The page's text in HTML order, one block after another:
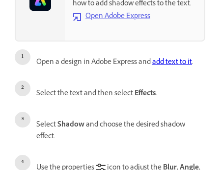
how to add shadow effects to the text.
Open Adobe Express
Open a design in Adobe Express andadd text to it.
Select the text and then selectEffects.
SelectShadowand choose the desired shadow
effect.